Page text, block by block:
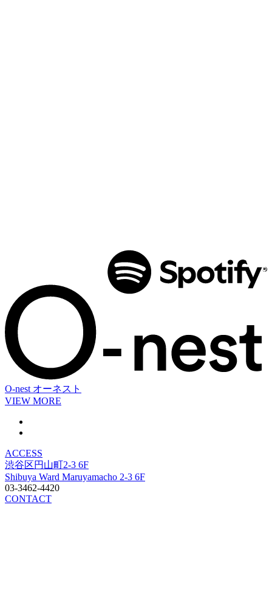
O-nest オーネスト
VIEW MORE
ACCESS
渋谷区円山町2-3 6F
Shibuya Ward Maruyamacho 2-3 6F
03-3462-4420
CONTACT